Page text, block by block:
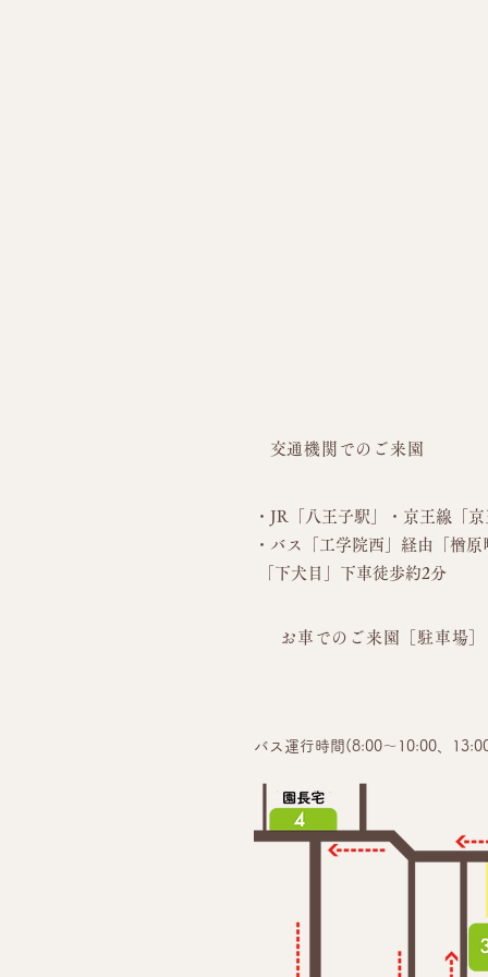
交通機関でのご来園
・JR「八王子駅」・京王線「
・バス
「工学院西」経由「楢
「下犬目」下車徒歩約2分
お車でのご来園［駐車場］
バス運行時間(8:00～10:00、